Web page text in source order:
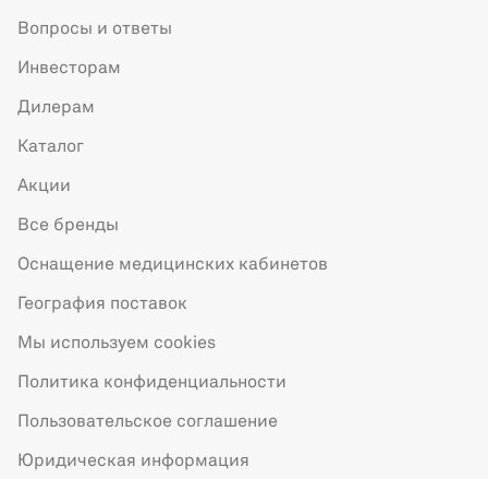
Вопросы и ответы
Инвесторам
Дилерам
Каталог
Акции
Все бренды
Оснащение медицинских кабинетов
География поставок
Мы используем cookies
Политика конфиденциальности
Пользовательское соглашение
Юридическая информация